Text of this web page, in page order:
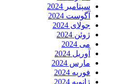
سپتامبر 2024
آگوست 2024
جولای 2024
ژوئن 2024
می 2024
آوریل 2024
مارس 2024
فوریه 2024
ژانویه 2024